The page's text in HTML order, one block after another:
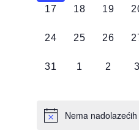
0
17
0
18
0
19
0
0
24
0
25
0
26
0
0
31
0
1
0
2
0
3
Nema